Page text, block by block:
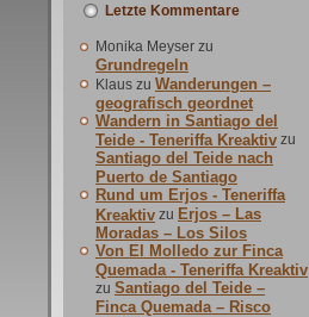
Letzte Kommentare
Monika Meyser zu
Grundregeln
Klaus zu Wanderungen –
geografisch geordnet
Wandern in Santiago del
Teide - Teneriffa Kreaktiv zu
Santiago del Teide nach
Puerto de Santiago
Rund um Erjos - Teneriffa
Kreaktiv zu Erjos – Las
Moradas – Los Silos
Von El Molledo zur Finca
Quemada - Teneriffa Kreaktiv
zu Santiago del Teide –
Finca Quemada – Risco